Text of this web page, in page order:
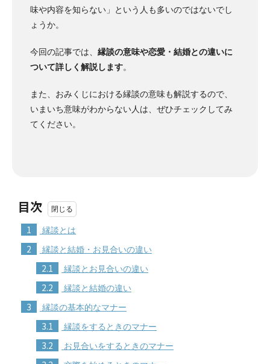
味や内容を知らない」という人も多いのではないでし
ょうか。
今回の記事では、 縁談の意味や恋愛・結婚との違いに
ついて詳しく解説します。
また、おみくじにおける縁談の意味も解説するので、
いまいち意味がわからない人は、ぜひチェックしてみ
てください。
目次
1 縁談とは
2 縁談と結婚・お見合いの違い
2.1 縁談とお見合いの違い
2.2 縁談と結婚の違い
3 縁談の基本的なマナー
3.1 縁談をするときのマナー
3.2 お見合いをするときのマナー